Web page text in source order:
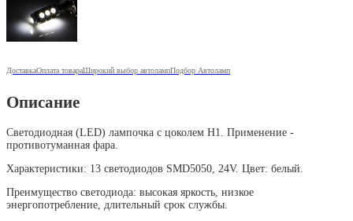
ДоставкаОплата товараШирокий выбор автолампПодбор Автоламп
Описание
Светодиодная (LED) лампочка с цоколем H1. Применение -
противотуманная фара.
Характеристики: 13 светодиодов SMD5050, 24V. Цвет: белый.
Преимущество светодиода: высокая яркость, низкое
энергопотребление, длительный срок службы.